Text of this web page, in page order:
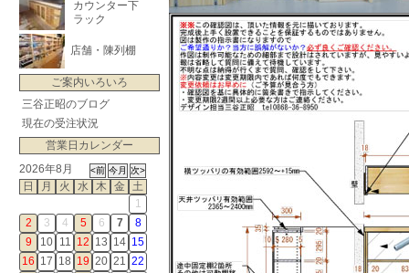
カウンター下
ラック
店舗・陳列棚
ご案内いろいろ
三谷正昭のブログ
現在の受注状況
営業日カレンダー
2026年8月
日
月 火 水 木 金
土
1
2
3 4 5 6 7
8
9
10 11 12 13 14 15
16 17 18 19 20 21 22